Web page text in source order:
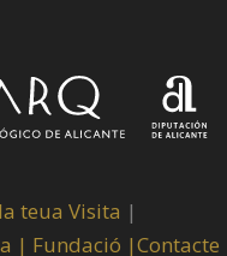
teua Visita |
| Fundació |Contacte